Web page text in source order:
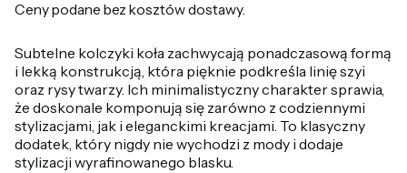
Ceny podane bez kosztów dostawy.
Subtelne kolczyki koła zachwycają ponadczasową formą
i lekką konstrukcją, która pięknie podkreśla linię szyi
oraz rysy twarzy. Ich minimalistyczny charakter sprawia,
że doskonale komponują się zarówno z codziennymi
stylizacjami, jak i eleganckimi kreacjami. To klasyczny
dodatek, który nigdy nie wychodzi z mody i dodaje
stylizacji wyrafinowanego blasku.